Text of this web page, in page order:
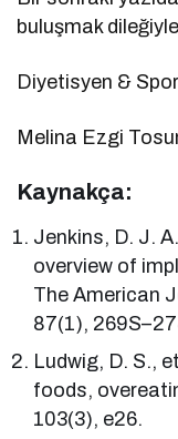
buluşmak
Diyetisyen &
Melina Ezgi
Kaynakça:
Jenkins, D. J.
overview of
The American
87(1),
Ludwig, D. S.,
foods,
103(3), e26.